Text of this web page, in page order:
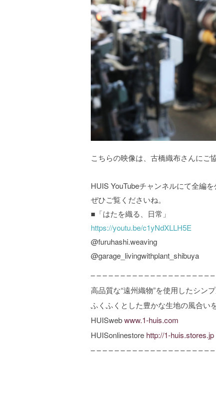
こちらの映像は、古橋織布さんにご
HUIS YouTubeチャンネルにて全編を
ぜひご覧くださいね。
■「はたを織る、日常」
https://youtu.be/c1yNdXLLH5E
@furuhashi.weaving
@garage_livingwithplant_shibuya
– – – – – – – – – – – – – – – – – – – –
高品質な“遠州織物”を使用したシンプ
ふくふくとした豊かな生地の風合い
HUISwebwww.1-huis.com
HUISonlinestore http://1-huis.stores.jp
– – – – – – – – – – – – – – – – – – – –